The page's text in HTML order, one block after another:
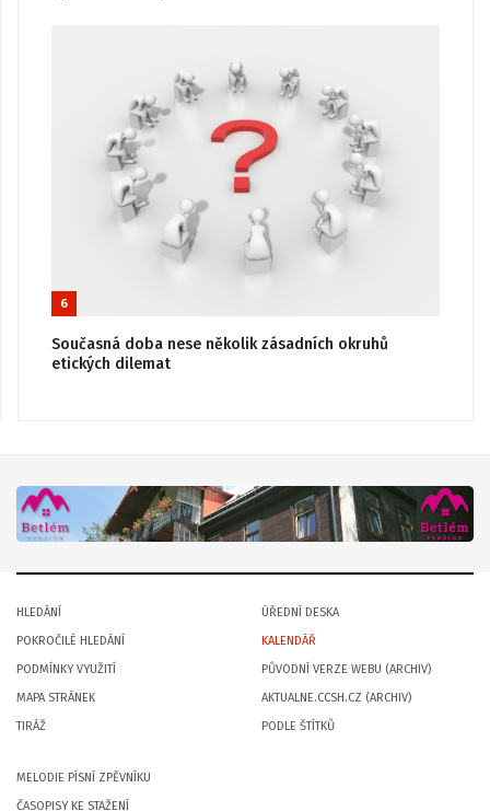
6
Současná doba nese několik zásadních okruhů
etických dilemat
HLEDÁNÍ
POKROČILÉ HLEDÁNÍ
PODMÍNKY VYUŽITÍ
MAPA STRÁNEK
TIRÁŽ
ÚŘEDNÍ DESKA
KALENDÁŘ
PŮVODNÍ VERZE WEBU (ARCHIV)
AKTUALNE.CCSH.CZ (ARCHIV)
PODLE ŠTÍTKŮ
MELODIE PÍSNÍ ZPĚVNÍKU
ČASOPISY KE STAŽENÍ